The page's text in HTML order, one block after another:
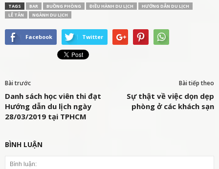
TAGS BAR BUỒNG PHÒNG ĐIỀU HÀNH DU LỊCH
HƯỚNG DẪN DU LỊCH
LỄ TÂN
NGÀNH DU LỊCH
Facebook Twitter
Bài trước
Danh sách học viên thi đạt
Hướng dẫn du lịch ngày
28/03/2019 tại TPHCM
Bài tiếp theo
Sự thật về việc dọn dẹp
phòng ở các khách sạn
BÌNH LUẬN